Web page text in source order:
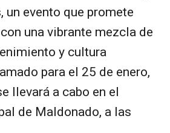
un evento que promete
una vibrante mezcla de
y cultura
para el 25 de enero,
llevará a cabo en el
de Maldonado, a las